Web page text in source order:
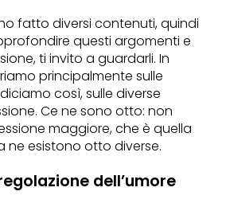
fatto diversi contenuti, quindi
questi argomenti e
ti invito a guardarli. In
principalmente sulle
così, sulle diverse
Ce ne sono otto: non
maggiore, che è quella
ne esistono otto diverse.
dell’umore